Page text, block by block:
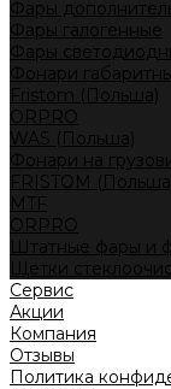
Фары
Фары галогенные
Фары
Фонари
Fristom (Польша)
ORPRO
WAS (Польша)
Фонари на
FRISTOM
MTF
ORPRO
Штатные фары и
Щетки
Сервис
Акции
Компания
Отзывы
Политика